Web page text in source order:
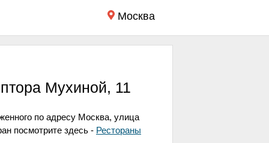
Москва
Мухиной, 11
по адресу Москва, улица
посмотрите здесь - Рестораны